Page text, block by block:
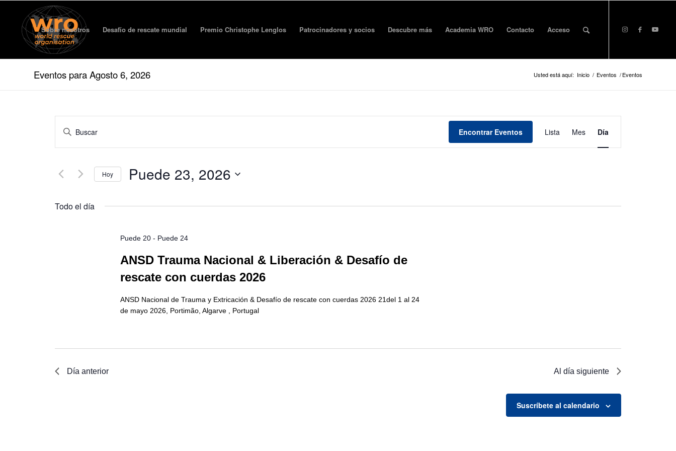
Sobre nosotros Desafío de rescate mundial Premio Christophe Lenglos Patrocinadores y socios Descubre más Academia WRO Contacto Acceso
Eventos para Agosto 6, 2026 Usted está aquí: Inicio / Eventos /Eventos
Eventos
Búsqueda
y
vista
de
navegación
Ingrese
palabra
Buscar
Eventos
clave.
Encontrar Eventos
Evento
Vistas
Lista Mes Día
Hoy Puede 23, 2026
Todo el día
Puede 20 - Puede 24
ANSD Trauma Nacional & Liberación & Desafío de
rescate con cuerdas 2026
ANSD Nacional de Trauma y Extricación & Desafío de rescate con cuerdas 2026 21del 1 al 24
de mayo 2026, Portimão, Algarve , Portugal
Día anterior Al día siguiente
Suscríbete al calendario